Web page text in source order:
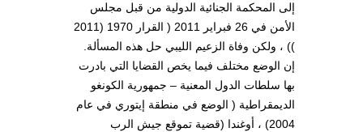
إلى المحكمة الجنائية الدولية من قبل مجلس
الأمن في 26 فبراير 2011 ( القرار 1970 (2011
)) ، ولكن وفاة الزعيم الليبي حل هذه المسألة.
إن الوضع مختلف فيما يخص القضايا التي بادرت
بها سلطات الدول المعنية – جمهورية الكونغو
الديمقراطية ( الوضع في منطقة إيتوري في عام
2004) ، أوغندا (قضية تموقع جيش الرب